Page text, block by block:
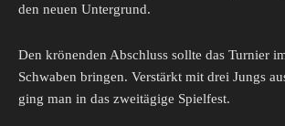
den neuen Untergrund.
Den krönenden Abschluss sollte das Turnier
Schwaben bringen. Verstärkt mit drei Jungs
ging man in das zweitägige Spielfest.